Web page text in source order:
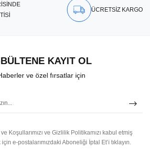
ÜCRETSİZ KARGO
KAYIT OL
ve özel fırsatlar için
Koşullarımızı ve Gizlilik Politikamızı kabul etmiş
için e-postalarımızdaki Aboneliği İptal Et’i tıklayın.